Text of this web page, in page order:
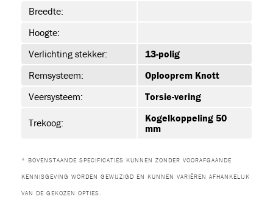
Breedte:
Hoogte:
Verlichting stekker:
13-polig
Remsysteem:
Oplooprem Knott
Veersysteem:
Torsie-vering
Trekoog:
Kogelkoppeling 50
mm
* BOVENSTAANDE SPECIFICATIES KUNNEN ZONDER VOORAFGAANDE
KENNISGEVING WORDEN GEWIJZIGD EN KUNNEN VARIËREN AFHANKELIJK
VAN DE GEKOZEN OPTIES.